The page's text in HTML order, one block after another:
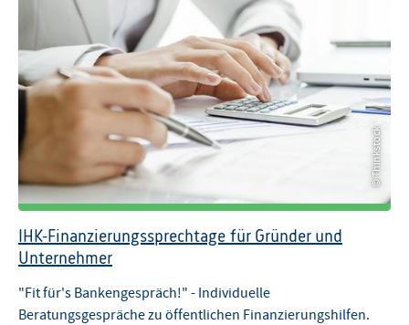
© Thinkstock
IHK-Finanzierungssprechtage für Gründer und
Unternehmer
"Fit für's Bankengespräch!" - Individuelle
Beratungsgespräche zu öffentlichen Finanzierungshilfen.